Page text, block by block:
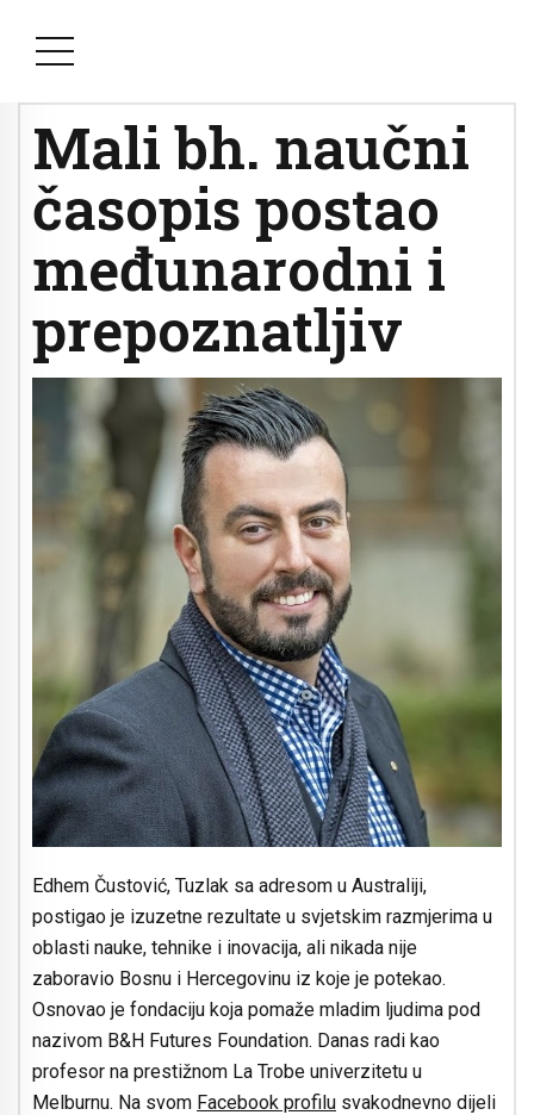
Mali bh. naučni
časopis postao
međunarodni i
prepoznatljiv
Edhem Čustović, Tuzlak sa adresom u Australiji,
postigao je izuzetne rezultate u svjetskim razmjerima u
oblasti nauke, tehnike i inovacija, ali nikada nije
zaboravio Bosnu i Hercegovinu iz koje je potekao.
Osnovao je fondaciju koja pomaže mladim ljudima pod
nazivom B&H Futures Foundation. Danas radi kao
profesor na prestižnom La Trobe univerzitetu u
Melburnu. Na svom Facebook profilu svakodnevno dijeli